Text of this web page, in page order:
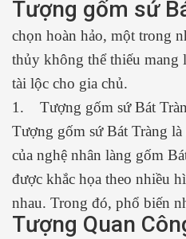
Tượng gốm sứ
chọn hoàn hảo, một trong
thủy không thể thiếu mang
tài lộc cho gia chủ.
1. Tượng gốm sứ Bát
Tượng gốm sứ Bát Tràng là
của nghệ nhân làng gốm
được khắc họa theo nhiều
nhau. Trong đó, phổ biến
Tượng Quan